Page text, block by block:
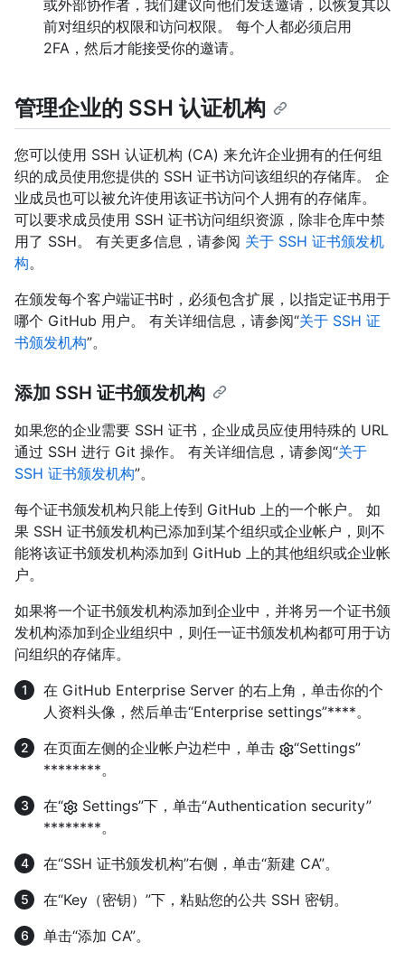
或外部协作者，我们建议向他们发送邀请，以恢复其以
前对组织的权限和访问权限。 每个人都必须启用
2FA，然后才能接受你的邀请。
管理企业的 SSH 认证机构
您可以使用 SSH 认证机构 (CA) 来允许企业拥有的任何组
织的成员使用您提供的 SSH 证书访问该组织的存储库。 企
业成员也可以被允许使用该证书访问个人拥有的存储库。
可以要求成员使用 SSH 证书访问组织资源，除非仓库中禁
用了 SSH。 有关更多信息，请参阅 关于 SSH 证书颁发机
构。
在颁发每个客户端证书时，必须包含扩展，以指定证书用于
哪个 GitHub 用户。 有关详细信息，请参阅“关于 SSH 证
书颁发机构”。
添加 SSH 证书颁发机构
如果您的企业需要 SSH 证书，企业成员应使用特殊的 URL
通过 SSH 进行 Git 操作。 有关详细信息，请参阅“关于
SSH 证书颁发机构”。
每个证书颁发机构只能上传到 GitHub 上的一个帐户。 如
果 SSH 证书颁发机构已添加到某个组织或企业帐户，则不
能将该证书颁发机构添加到 GitHub 上的其他组织或企业帐
户。
如果将一个证书颁发机构添加到企业中，并将另一个证书颁
发机构添加到企业组织中，则任一证书颁发机构都可用于访
问组织的存储库。
在 GitHub Enterprise Server 的右上角，单击你的个
人资料头像，然后单击“Enterprise settings”****。
在页面左侧的企业帐户边栏中，单击
“Settings”
********。
在“
Settings”下，单击“Authentication security”
********。
在“SSH 证书颁发机构”右侧，单击“新建 CA”。
在“Key（密钥）”下，粘贴您的公共 SSH 密钥。
单击“添加 CA”。